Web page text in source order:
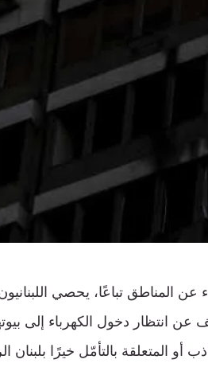
عن المناطق تباعًا، يحصي
عن انتظار دخول الكهرباء إلى
أو المتعلقة بالتأمّل خيرًا